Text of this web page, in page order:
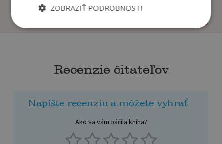
Na sklade Na sklade
Recenzie čitateľov
Napíšte recenziu a môžete vyhrať
Ako sa vám páčila kniha?
ZOBRAZIŤ PODROBNOSTI